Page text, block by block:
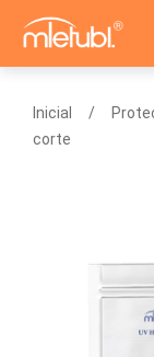
Inicial
corte